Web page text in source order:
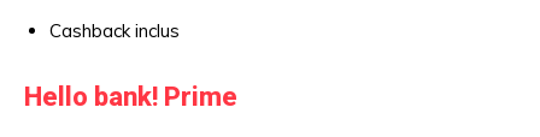
Cashback inclus
Hello bank! Prime